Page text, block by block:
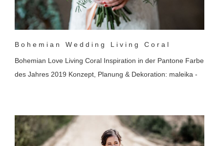
Bohemian Wedding Living Coral
Bohemian Love Living Coral Inspiration in der Pantone Farbe
des Jahres 2019 Konzept, Planung & Dekoration: maleika -